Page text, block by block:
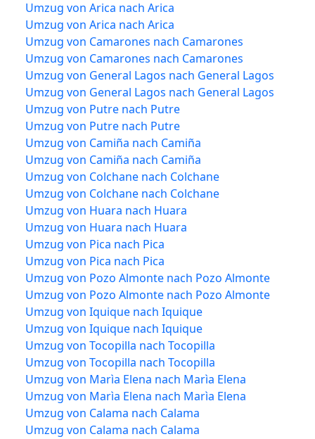
Umzug von Arica nach Arica
Umzug von Arica nach Arica
Umzug von Camarones nach Camarones
Umzug von Camarones nach Camarones
Umzug von General Lagos nach General Lagos
Umzug von General Lagos nach General Lagos
Umzug von Putre nach Putre
Umzug von Putre nach Putre
Umzug von Camiña nach Camiña
Umzug von Camiña nach Camiña
Umzug von Colchane nach Colchane
Umzug von Colchane nach Colchane
Umzug von Huara nach Huara
Umzug von Huara nach Huara
Umzug von Pica nach Pica
Umzug von Pica nach Pica
Umzug von Pozo Almonte nach Pozo Almonte
Umzug von Pozo Almonte nach Pozo Almonte
Umzug von Iquique nach Iquique
Umzug von Iquique nach Iquique
Umzug von Tocopilla nach Tocopilla
Umzug von Tocopilla nach Tocopilla
Umzug von Marìa Elena nach Marìa Elena
Umzug von Marìa Elena nach Marìa Elena
Umzug von Calama nach Calama
Umzug von Calama nach Calama